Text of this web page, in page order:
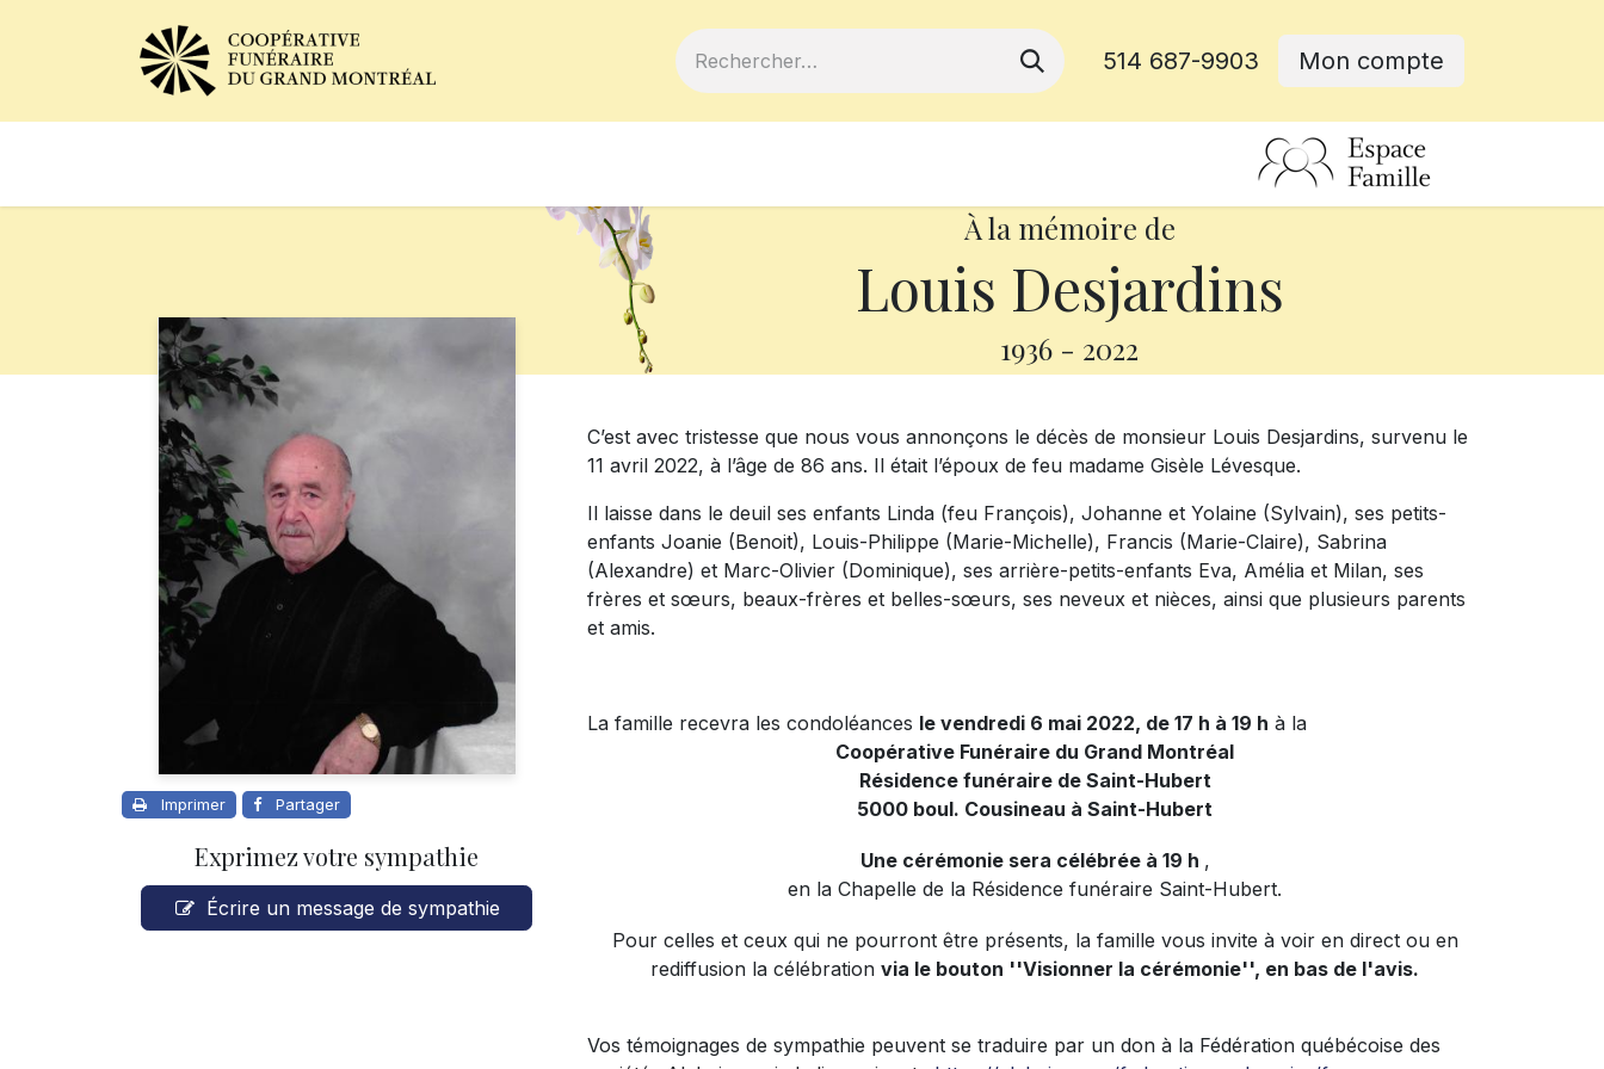
514 687-9903 Mon compte
À la mémoire de
Louis Desjardins
1936 - 2022
Imprimer Partager
Exprimez votre sympathie
Écrire un message de sympathie
C’est avec tristesse que nous vous annonçons le décès de monsieur Louis Desjardins, survenu le
11 avril 2022, à l’âge de 86 ans. Il était l’époux de feu madame Gisèle Lévesque.
Il laisse dans le deuil ses enfants Linda (feu François), Johanne et Yolaine (Sylvain), ses petits-
enfants Joanie (Benoit), Louis-Philippe (Marie-Michelle), Francis (Marie-Claire), Sabrina
(Alexandre) et Marc-Olivier (Dominique), ses arrière-petits-enfants Eva, Amélia et Milan, ses
frères et sœurs, beaux-frères et belles-sœurs, ses neveux et nièces, ainsi que plusieurs parents
et amis.
La famille recevra les condoléances le vendredi 6 mai 2022, de 17 h à 19 h à la
Coopérative Funéraire du Grand Montréal
Résidence funéraire de Saint-Hubert
5000 boul. Cousineau à Saint-Hubert
Une cérémonie sera célébrée à 19 h ,
en la Chapelle de la Résidence funéraire Saint-Hubert.
Pour celles et ceux qui ne pourront être présents, la famille vous invite à voir en direct ou en
rediffusion la célébration via le bouton ''Visionner la cérémonie'', en bas de l'avis.
Vos témoignages de sympathie peuvent se traduire par un don à la Fédération québécoise des